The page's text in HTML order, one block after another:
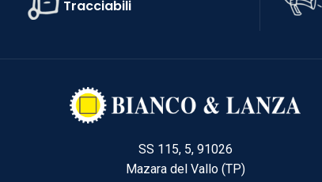
Tracciabili
SS 115, 5, 91026
Mazara del Vallo (TP)